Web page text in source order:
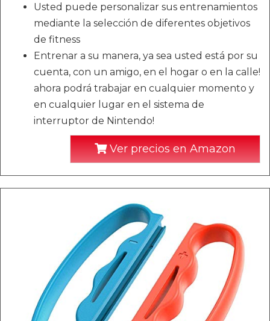
Usted puede personalizar sus entrenamientos
mediante la selección de diferentes objetivos
de fitness
Entrenar a su manera, ya sea usted está por su
cuenta, con un amigo, en el hogar o en la calle!
ahora podrá trabajar en cualquier momento y
en cualquier lugar en el sistema de
interruptor de Nintendo!
Ver precios en Amazon